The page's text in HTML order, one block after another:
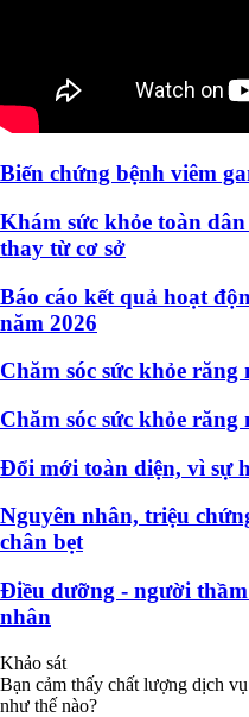
Biến chứng bệnh viêm
Khám sức khỏe toàn
thay từ cơ sở
Báo cáo kết quả hoạt
năm 2026
Chăm sóc sức khỏe răng
Chăm sóc sức khỏe
Đổi mới toàn diện, vì sự
Nguyên nhân, triệu
chân bẹt
Điều dưỡng - người
nhân
Khảo sát
Bạn cảm thấy chất lượng dịch
như thế nào?